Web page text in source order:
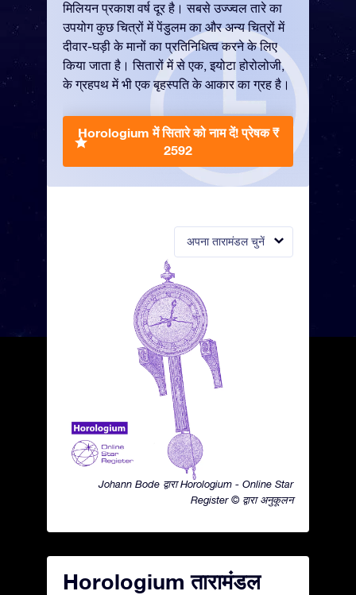
अपना तारामंडल चुनें
Johann Bode द्वारा Horologium - Online Star
Register © द्वारा अनुकूलन
मिलियन प्रकाश वर्ष दूर है। सबसे उज्ज्वल तारे का
उपयोग कुछ चित्रों में पेंडुलम का और अन्य चित्रों में
दीवार-घड़ी के मानों का प्रतिनिधित्व करने के लिए
किया जाता है। सितारों में से एक, इयोटा होरोलोजी,
के ग्रहपथ में भी एक बृहस्पति के आकार का ग्रह है।
Horologium में सितारे को नाम दें!प्रेषक ₹
2592
Horologium तारामंडल